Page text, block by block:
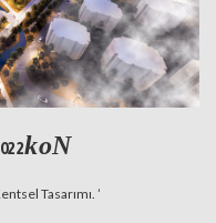
koN
Tasarımı. ’